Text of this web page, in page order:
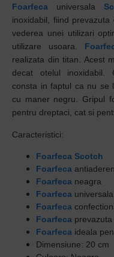
Foarfeca universala
inoxidabil, fiind
vederea unei utilizari
utilizare usoara.
realizata din titan. Acest
decat otelul inoxidabil.
consta in faptul ca nu se
cu maner negru. Gripul
pentru dreptaci, cat si
Caracteristici:
Foarfeca Scotch
Foarfeca
Foarfeca neagra
Foarfeca universala
Foarfeca
Foarfeca
Foarfeca ideala
Dimensiune: 20 cm